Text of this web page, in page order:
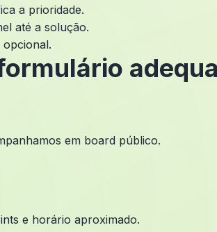
a prioridade.
até a solução.
em board público.
e horário aproximado.